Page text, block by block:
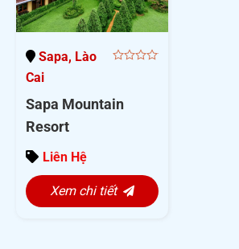
Sapa, Lào
Cai
Sapa Mountain
Resort
Liên Hệ
Xem chi tiết